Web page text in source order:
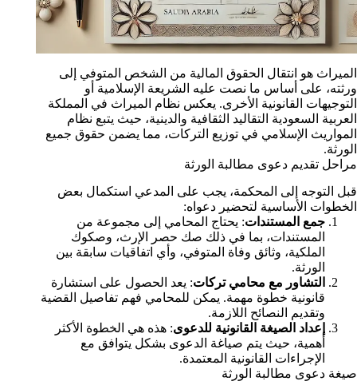
الميراث هو انتقال الحقوق المالية من الشخص المتوفي إلى
ورثته، على أساس ما نصت عليه الشريعة الإسلامية أو
التوجيهات القانونية الأخرى. يعكس نظام الميراث في المملكة
العربية السعودية التقاليد الثقافية والدينية، حيث يتبع نظام
المواريث الإسلامي في توزيع التركات، مما يضمن حقوق جميع
الورثة.
مراحل تقديم دعوى مطالبة الورثة
قبل التوجه إلى المحكمة، يجب على المدعي استكمال بعض
الخطوات الأساسية لتحضير دعواه:
جمع المستندات: يحتاج المحامي إلى مجموعة من
المستندات، بما في ذلك صك حصر الإرث، وصكوك
الملكية، وثائق وفاة المتوفي، وأي اتفاقيات سابقة بين
الورثة.
التشاور مع محامي تركات: يعد الحصول على استشارة
قانونية خطوة مهمة. يمكن للمحامي فهم تفاصيل القضية
وتقديم النصائح اللازمة.
إعداد الصيغة القانونية للدعوى: هذه هي الخطوة الأكثر
أهمية، حيث يتم صياغة الدعوى بشكل يتوافق مع
الإجراءات القانونية المعتمدة.
صيغة دعوى مطالبة الورثة